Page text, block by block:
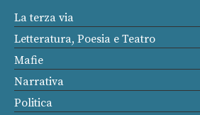
La terza via
Letteratura, Poesia e Teatro
Mafie
Narrativa
Politica